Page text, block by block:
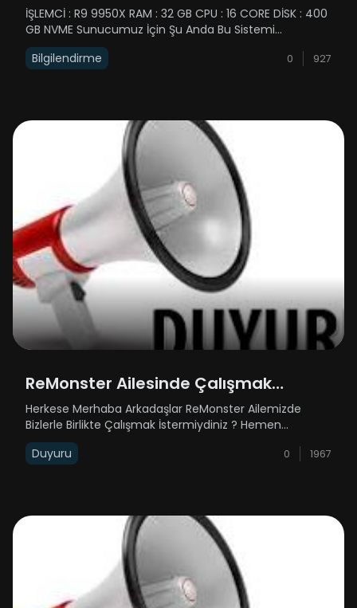
İŞLEMCİ : R9 9950X RAM : 32 GB CPU : 16 CORE DİSK : 400
GB NVME Sunucumuz İçin Şu Anda Bu Sistemi
Kullanmaktayız Ancak Zaman İlerledikçe Siz
Dostlarımızın Sunucumuzda OynamasıylaBeraber
Bilgilendirme 0 927
ReMonster Ailesinde Çalışmak
İstermiydiniz ?
Herkese Merhaba Arkadaşlar ReMonster Ailemizde
Bizlerle Birlikte Çalışmak İstermiydiniz ? Hemen
Başvurun Rehber Alımlarımız Bulunmaktadır Emek
SkyBlockta Bizlerle Birlikte Çalışacak Rehber Arkadaşlar
Duyuru 0 1967